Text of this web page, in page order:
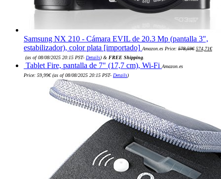
Samsung NX 210 - Cámara EVIL de 20.3 Mp (pantalla 3",
estabilizador), color plata [importado] Amazon.es Price: 578,59€ precio
574,71€
precio
actual
es:
574,71€.
(as of 08/08/2025 20:15 PST- Details) & FREE Shipping
Tablet Fire, pantalla de 7" (17,7 cm), Wi-Fi Amazon.es
Price: 59,99€(as of 08/08/2025 20:15 PST- Details)